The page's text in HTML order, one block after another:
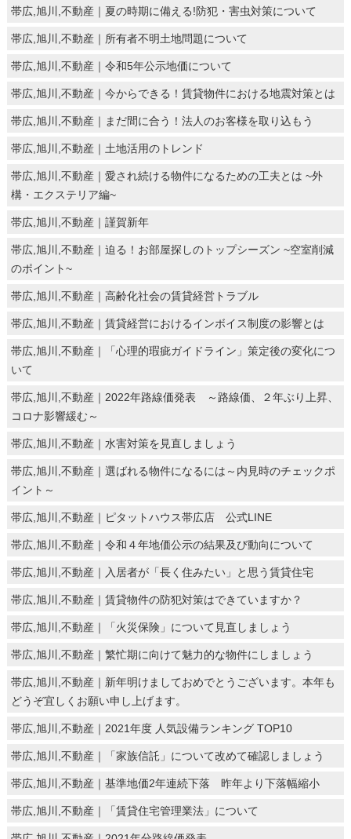
帯広,旭川,不動産｜夏の時期に備える!防犯・害虫対策について
帯広,旭川,不動産｜所有者不明土地問題について
帯広,旭川,不動産｜令和5年公示地価について
帯広,旭川,不動産｜今からできる！賃貸物件における地震対策とは
帯広,旭川,不動産｜まだ間に合う！法人のお客様を取り込もう
帯広,旭川,不動産｜土地活用のトレンド
帯広,旭川,不動産｜愛され続ける物件になるための工夫とは ~外
構・エクステリア編~
帯広,旭川,不動産｜謹賀新年
帯広,旭川,不動産｜迫る！お部屋探しのトップシーズン ~空室削減
のポイント~
帯広,旭川,不動産｜高齢化社会の賃貸経営トラブル
帯広,旭川,不動産｜賃貸経営におけるインボイス制度の影響とは
帯広,旭川,不動産｜「心理的瑕疵ガイドライン」策定後の変化につ
いて
帯広,旭川,不動産｜2022年路線価発表 ～路線価、２年ぶり上昇、
コロナ影響緩む～
帯広,旭川,不動産｜水害対策を見直しましょう
帯広,旭川,不動産｜選ばれる物件になるには～内見時のチェックポ
イント～
帯広,旭川,不動産｜ピタットハウス帯広店 公式LINE
帯広,旭川,不動産｜令和４年地価公示の結果及び動向について
帯広,旭川,不動産｜入居者が「長く住みたい」と思う賃貸住宅
帯広,旭川,不動産｜賃貸物件の防犯対策はできていますか？
帯広,旭川,不動産｜「火災保険」について見直しましょう
帯広,旭川,不動産｜繁忙期に向けて魅力的な物件にしましょう
帯広,旭川,不動産｜新年明けましておめでとうございます。本年も
どうぞ宜しくお願い申し上げます。
帯広,旭川,不動産｜2021年度 人気設備ランキング TOP10
帯広,旭川,不動産｜「家族信託」について改めて確認しましょう
帯広,旭川,不動産｜基準地価2年連続下落 昨年より下落幅縮小
帯広,旭川,不動産｜「賃貸住宅管理業法」について